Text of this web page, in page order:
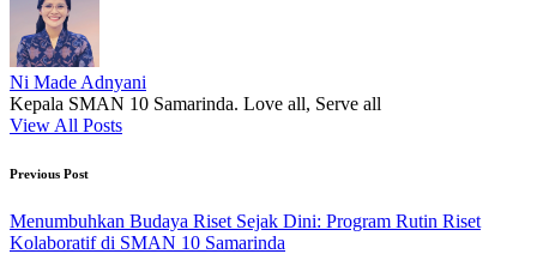
Ni Made Adnyani
Kepala SMAN 10 Samarinda. Love all, Serve all
View All Posts
Post
navigation
Previous Post
Menumbuhkan Budaya Riset Sejak Dini: Program Rutin Riset
Kolaboratif di SMAN 10 Samarinda